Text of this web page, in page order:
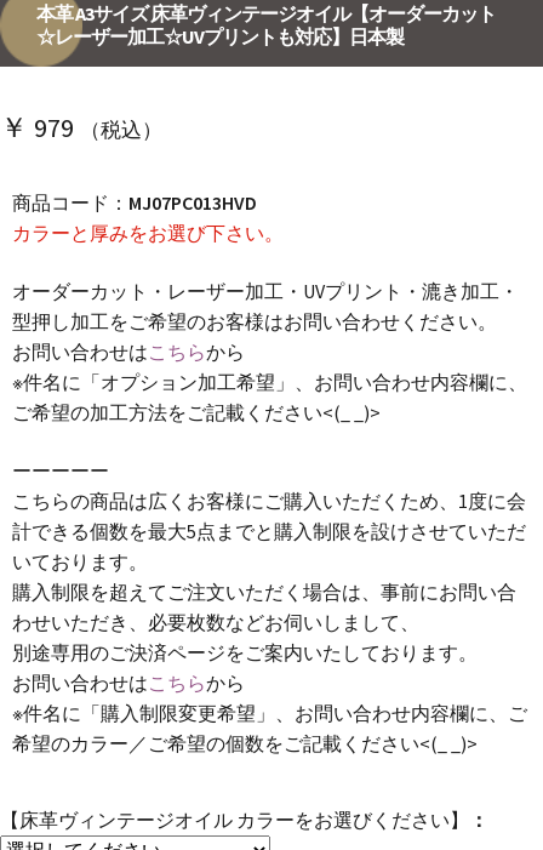
本革 A3サイズ 床革ヴィンテージオイル【オーダーカット
☆レーザー加工☆UVプリントも対応】日本製
￥ 979 （税込）
商品コード： MJ07PC013HVD
カラーと厚みをお選び下さい。
オーダーカット・レーザー加工・UVプリント・漉き加工・
型押し加工をご希望のお客様はお問い合わせください。
お問い合わせはこちらから
※件名に「オプション加工希望」、お問い合わせ内容欄に、
ご希望の加工方法をご記載ください<(_ _)>
ーーーーー
こちらの商品は広くお客様にご購入いただくため、1度に会
計できる個数を最大5点までと購入制限を設けさせていただ
いております。
購入制限を超えてご注文いただく場合は、事前にお問い合
わせいただき、必要枚数などお伺いしまして、
別途専用のご決済ページをご案内いたしております。
お問い合わせはこちらから
※件名に「購入制限変更希望」、お問い合わせ内容欄に、ご
希望のカラー／ご希望の個数をご記載ください<(_ _)>
【床革ヴィンテージオイル カラーをお選びください】